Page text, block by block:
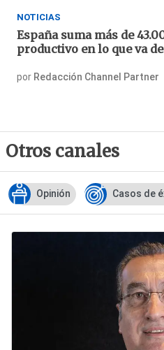
NOTICIAS
España suma más de
productivo en lo que va
por Redacción Channel Partner
Otros canales
Opinión Casos de